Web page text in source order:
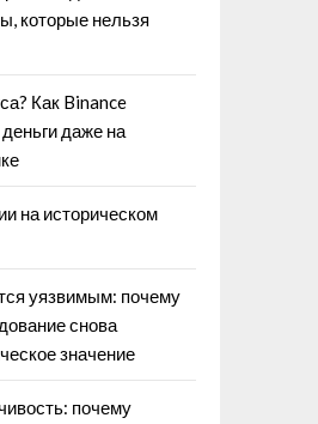
которые нельзя
Как Binance
даже на
на историческом
уязвимым: почему
снова
значение
почему